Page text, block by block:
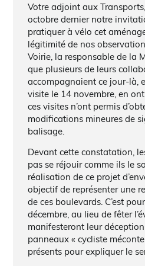
Votre adjoint aux
octobre dernier notre
pratiquer à vélo cet
légitimité de nos
Voirie, la responsable de la
que plusieurs de leurs
accompagnaient ce jour-là,
visite le 14 novembre, en
ces visites n’ont permis
modifications mineures de
balisage.
Devant cette constatation,
pas se réjouir comme ils le
réalisation de ce projet
objectif de représenter une
de ces boulevards. C’est
décembre, au lieu de fêter
manifesteront leur
panneaux « cycliste
présents pour expliquer le